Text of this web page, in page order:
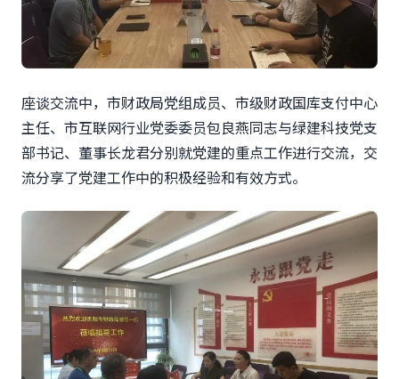
座谈交流中，市财政局党组成员、市级财政国库支付中心
主任、市互联网行业党委委员包良燕同志与绿建科技党支
部书记、董事长龙君分别就党建的重点工作进行交流，交
流分享了党建工作中的积极经验和有效方式。